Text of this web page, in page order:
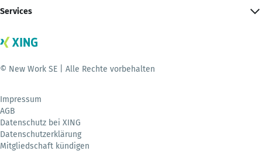
Services
© New Work SE | Alle Rechte vorbehalten
Impressum
AGB
Datenschutz bei XING
Datenschutzerklärung
Mitgliedschaft kündigen